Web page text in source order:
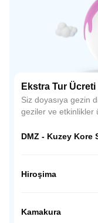
Ekstra Tur
Siz doyasıya gezin
geziler ve etkinlikler
DMZ - Kuzey Kore
bölgelerinden biri
hikâyesine tanıklık
Hiroşima
Anıtı Parkı ve Atom
Kamakura